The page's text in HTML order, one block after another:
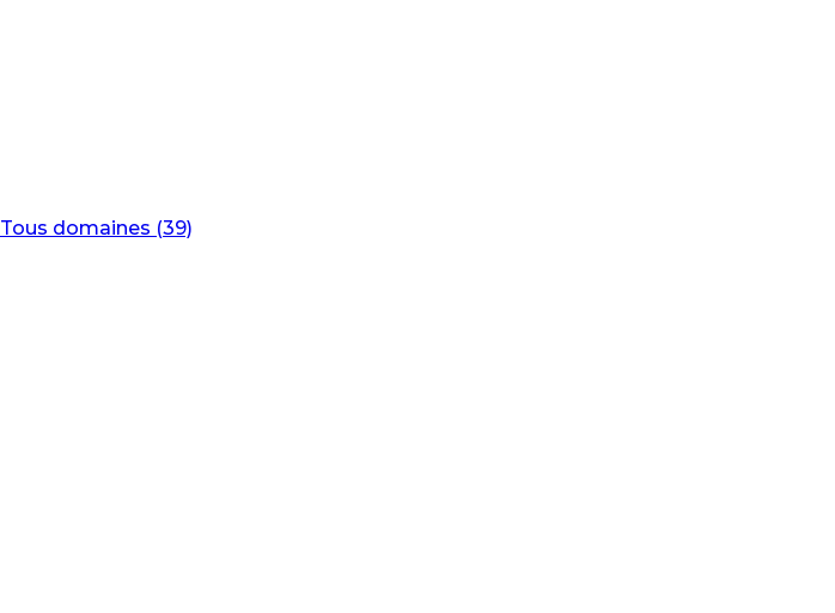
Tous domaines (39)